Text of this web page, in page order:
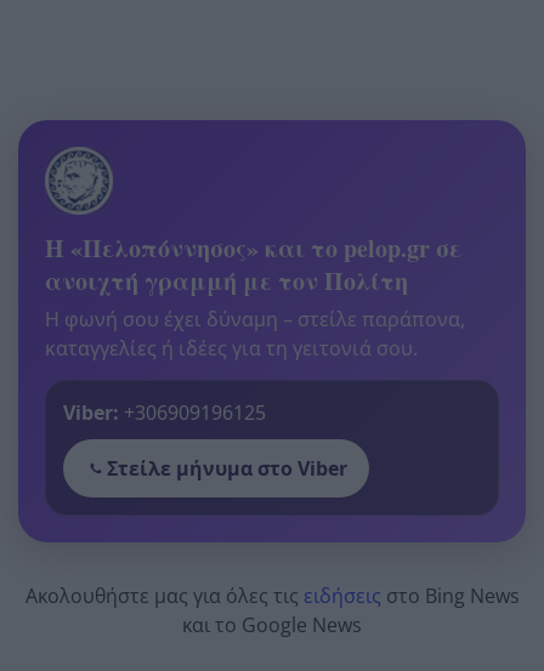
Η «Πελοπόννησος» και το pelop.gr σε
ανοιχτή γραμμή με τον Πολίτη
Η φωνή σου έχει δύναμη – στείλε παράπονα,
καταγγελίες ή ιδέες για τη γειτονιά σου.
Viber: +306909196125
Στείλε μήνυμα στο Viber
Ακολουθήστε μας για όλες τις ειδήσεις στο Bing News
και το Google News